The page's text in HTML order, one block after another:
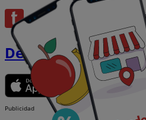
Descargar la APP
Publicidad